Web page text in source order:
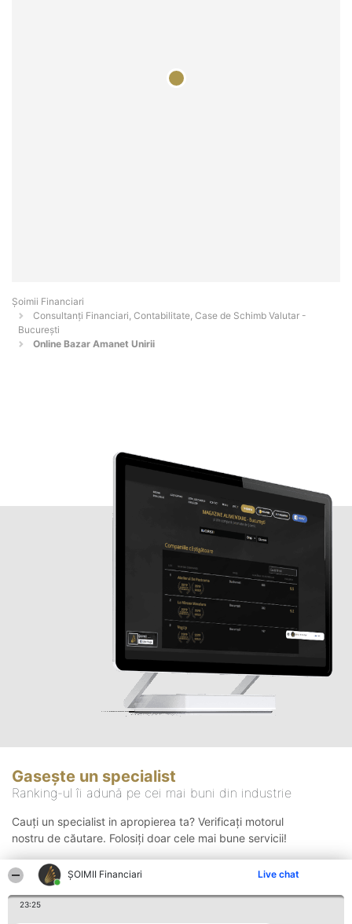
ȘOIMII Financiari Live chat
23:25
Șoimii Financiari
Consultanți Financiari, Contabilitate, Case de Schimb Valutar -
Bucureşti
Online Bazar Amanet Unirii
Gasește un specialist
Ranking-ul îi adună pe cei mai buni din industrie
Cauți un specialist in apropierea ta? Verificați motorul
nostru de căutare. Folosiți doar cele mai bune servicii!